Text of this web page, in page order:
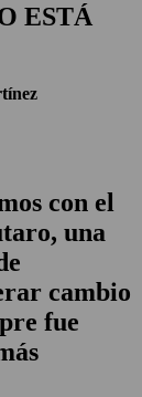
ESTÁ
con el
una
cambio
fue